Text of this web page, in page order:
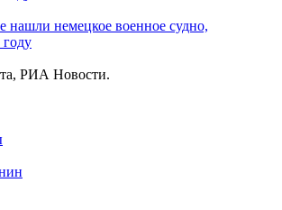
нашли немецкое военное судно,
году
РИА Новости.